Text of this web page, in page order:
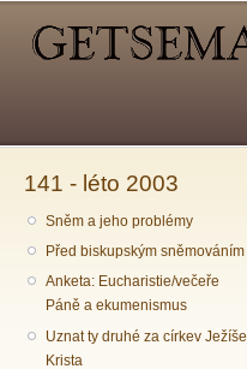
141 - léto 2003
Sněm a jeho problémy
Před biskupským sněmováním
Anketa: Eucharistie/večeře
Páně a ekumenismus
Uznat ty druhé za církev Ježíše
Krista